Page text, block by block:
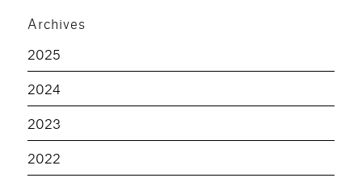
Archives
2025
2024
2023
2022